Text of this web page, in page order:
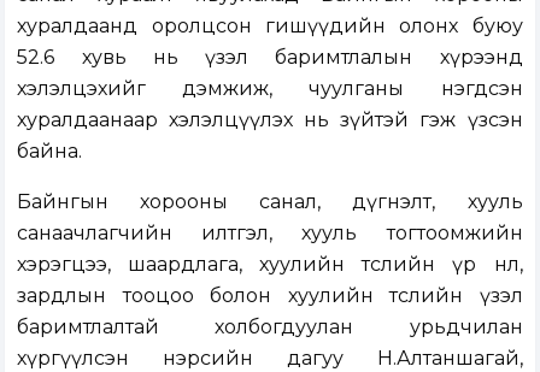
хуралдаанд оролцсон гишүүдийн олонх буюу
52.6 хувь нь үзэл баримтлалын хүрээнд
хэлэлцэхийг дэмжиж, чуулганы нэгдсэн
хуралдаанаар хэлэлцүүлэх нь зүйтэй гэж үзсэн
байна.
Байнгын хорооны санал, дүгнэлт, хууль
санаачлагчийн илтгэл, хууль тогтоомжийн
хэрэгцээ, шаардлага, хуулийн төслийн үр нөлөө,
зардлын тооцоо болон хуулийн төслийн үзэл
баримтлалтай холбогдуулан урьдчилан
хүргүүлсэн нэрсийн дагуу Н.Алтаншагай,